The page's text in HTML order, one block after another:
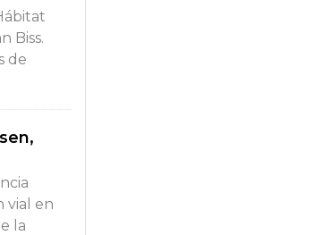
Biss.
de
vial en
la